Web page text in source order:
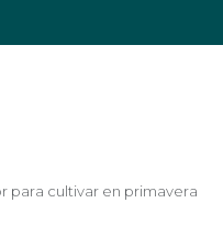
para cultivar en primavera